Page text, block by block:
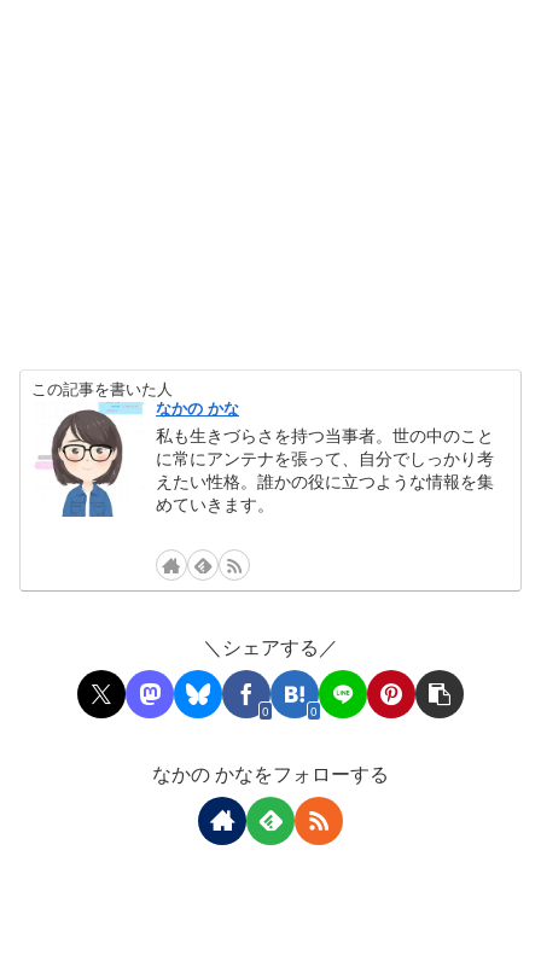
この記事を書いた人
なかの かな
私も生きづらさを持つ当事者。世の中のこと
に常にアンテナを張って、自分でしっかり考
えたい性格。誰かの役に立つような情報を集
めていきます。
＼シェアする／
0 0
なかの かなをフォローする